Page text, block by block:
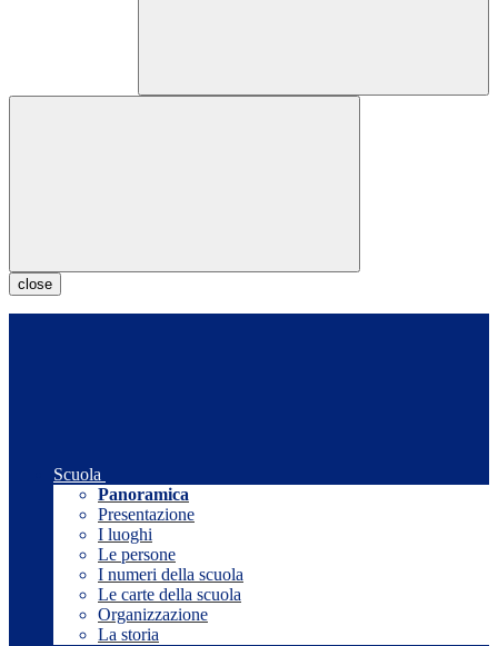
close
Scuola
Panoramica
Presentazione
I luoghi
Le persone
I numeri della scuola
Le carte della scuola
Organizzazione
La storia